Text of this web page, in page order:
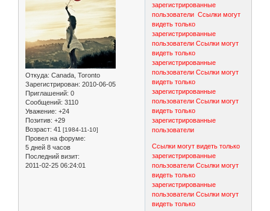
Откуда: Canada, Toronto
Зарегистрирован: 2010-06-05
Приглашений: 0
Сообщений: 3110
Уважение: +24
Позитив: +29
Возраст: 41 [1984-11-10]
Провел на форуме:
5 дней 8 часов
Последний визит:
2011-02-25 06:24:01
зарегистрированные
пользователи Ссылки могут
видеть только
зарегистрированные
пользователи Ссылки могут
видеть только
зарегистрированные
пользователи Ссылки могут
видеть только
зарегистрированные
пользователи Ссылки могут
видеть только
зарегистрированные
пользователи
Ссылки могут видеть только
зарегистрированные
пользователи Ссылки могут
видеть только
зарегистрированные
пользователи Ссылки могут
видеть только